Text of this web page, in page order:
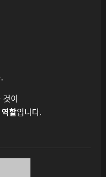
것이
할입니다.